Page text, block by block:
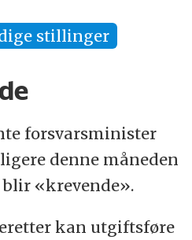
stillinger
forsvarsminister
denne måneden
«krevende».
kan utgiftsføre